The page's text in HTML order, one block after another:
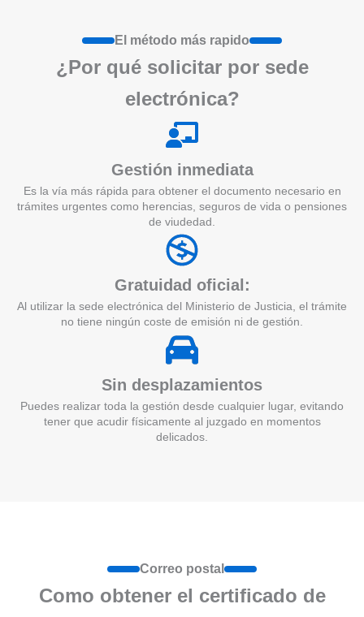
El método más rapido
¿Por qué solicitar por sede
electrónica?
Gestión inmediata
Es la vía más rápida para obtener el documento necesario en
trámites urgentes como herencias, seguros de vida o pensiones
de viudedad.
Gratuidad oficial:
Al utilizar la sede electrónica del Ministerio de Justicia, el trámite
no tiene ningún coste de emisión ni de gestión.
Sin desplazamientos
Puedes realizar toda la gestión desde cualquier lugar, evitando
tener que acudir físicamente al juzgado en momentos
delicados.
Correo postal
Como obtener el certificado de